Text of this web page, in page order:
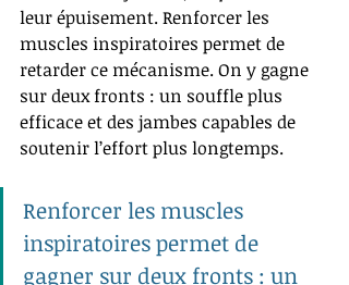
leur épuisement. Renforcer les
muscles inspiratoires permet de
retarder ce mécanisme. On y gagne
sur deux fronts : un souffle plus
efficace et des jambes capables de
soutenir l’effort plus longtemps.
Renforcer les muscles
inspiratoires permet de
gagner sur deux fronts : un